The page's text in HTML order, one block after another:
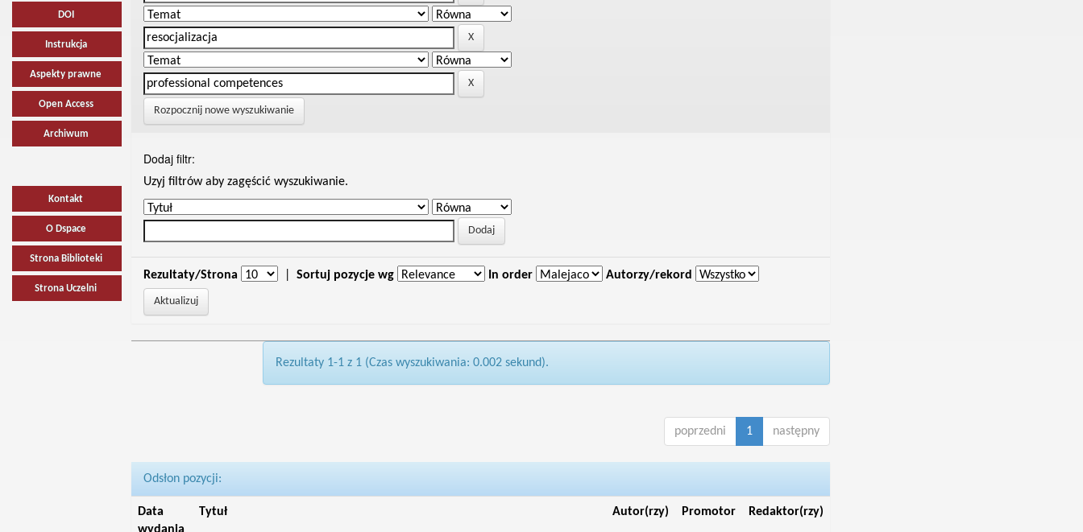
DOI
Instrukcja
Aspekty prawne
Open Access
Archiwum
Kontakt
O Dspace
Strona Biblioteki
Strona Uczelni
Rozpocznij nowe wyszukiwanie
Dodaj filtr:
Uzyj filtrów aby zagęścić wyszukiwanie.
Rezultaty/Strona Sortuj pozycje wg In order Autorzy/rekord
Rezultaty 1-1 z 1 (Czas wyszukiwania: 0.002 sekund).
poprzedni 1 następny
Odsłon pozycji:
Data
Tytuł Autor(rzy) Promotor Redaktor(rzy)